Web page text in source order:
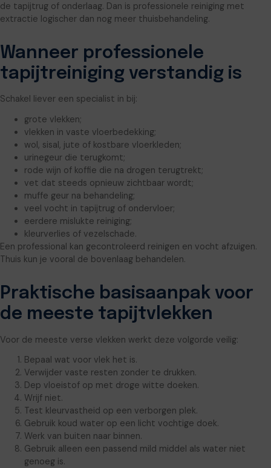
de tapijtrug of onderlaag. Dan is professionele reiniging met
extractie logischer dan nog meer thuisbehandeling.
Wanneer professionele
tapijtreiniging verstandig is
Schakel liever een specialist in bij:
grote vlekken;
vlekken in vaste vloerbedekking;
wol, sisal, jute of kostbare vloerkleden;
urinegeur die terugkomt;
rode wijn of koffie die na drogen terugtrekt;
vet dat steeds opnieuw zichtbaar wordt;
muffe geur na behandeling;
veel vocht in tapijtrug of ondervloer;
eerdere mislukte reiniging;
kleurverlies of vezelschade.
Een professional kan gecontroleerd reinigen en vocht afzuigen.
Thuis kun je vooral de bovenlaag behandelen.
Praktische basisaanpak voor
de meeste tapijtvlekken
Voor de meeste verse vlekken werkt deze volgorde veilig:
Bepaal wat voor vlek het is.
Verwijder vaste resten zonder te drukken.
Dep vloeistof op met droge witte doeken.
Wrijf niet.
Test kleurvastheid op een verborgen plek.
Gebruik koud water op een licht vochtige doek.
Werk van buiten naar binnen.
Gebruik alleen een passend mild middel als water niet
genoeg is.